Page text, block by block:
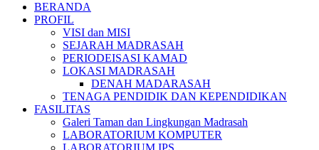
BERANDA
PROFIL
VISI dan MISI
SEJARAH MADRASAH
PERIODEISASI KAMAD
LOKASI MADRASAH
DENAH MADARASAH
TENAGA PENDIDIK DAN KEPENDIDIKAN
FASILITAS
Galeri Taman dan Lingkungan Madrasah
LABORATORIUM KOMPUTER
LABORATORIUM IPS